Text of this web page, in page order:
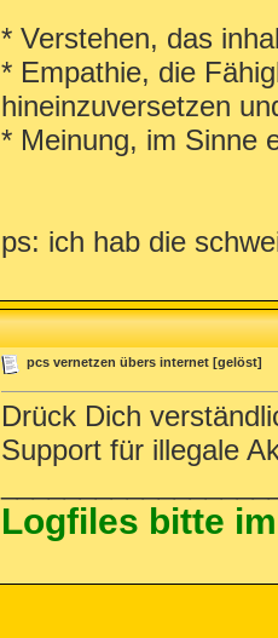
* Verstehen, das
* Empathie, die
hineinzuversetzen
* Meinung, im Sinne
ps: ich hab die
pcs vernetzen übers internet [gelöst]
Drück Dich
Support für illegale
Logfiles bitte